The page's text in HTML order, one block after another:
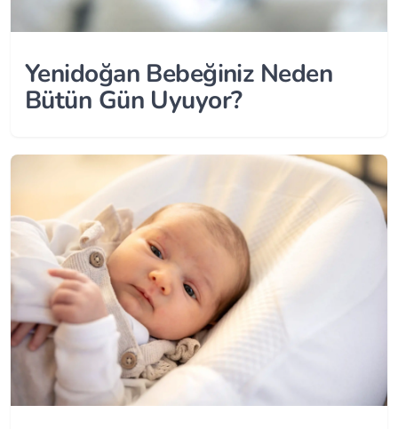
Yenidoğan Bebeğiniz Neden
Bütün Gün Uyuyor?